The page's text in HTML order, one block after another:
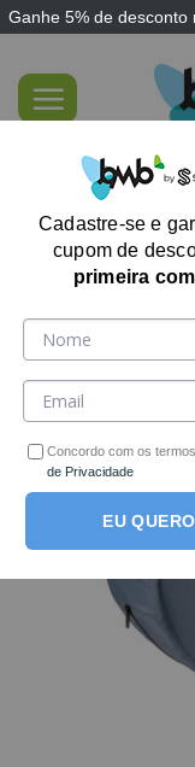
Ganhe 5% de desconto
content
Almofada
Acamados
-44%
Cadastre-se e
cupom de
primeira
Concordo com os
de Privacidade
EU